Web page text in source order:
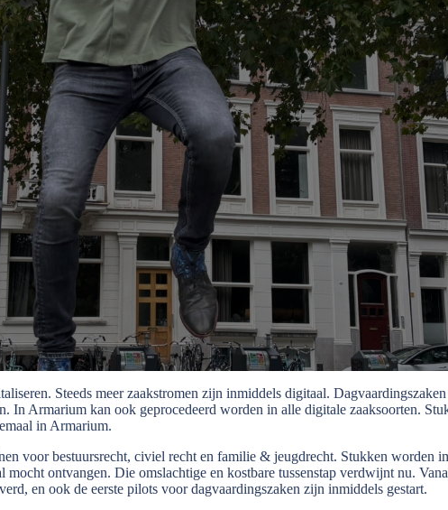
Steeds meer zaakstromen zijn inmiddels digitaal.
In Armarium kan ook geprocedeerd worden in alle digitale zaaksoorten.
in Armarium.
voor bestuursrecht, civiel recht en familie & jeugdrecht. Stukken worden
ontvangen. Die omslachtige en kostbare tussenstap verdwijnt nu.
en ook de eerste pilots voor dagvaardingszaken zijn inmiddels gestart.